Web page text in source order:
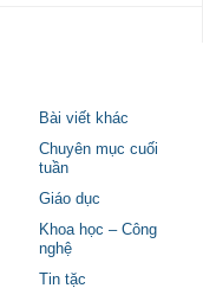
Bài viết khác
Chuyên mục cuối
tuần
Giáo dục
Khoa học – Công
nghệ
Tin tặc